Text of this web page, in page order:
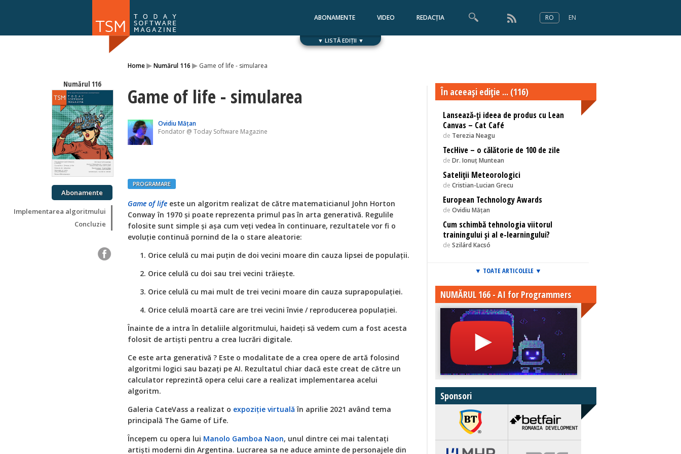
ABONAMENTE VIDEO REDACȚIA RO EN
▼ LISTĂ EDIȚII ▼
Home▸Numărul 116 ▸ Game of life - simularea
Numărul 116
Abonamente
Implementarea algoritmului
Concluzie
Game of life - simularea
Ovidiu Mățan
Fondator @ Today Software Magazine
PROGRAMARE
Game of life este un algoritm realizat de către matematicianul John Horton
Conway în 1970 și poate reprezenta primul pas în arta generativă. Regulile
folosite sunt simple și așa cum veți vedea în continuare, rezultatele vor fi o
evoluție continuă pornind de la o stare aleatorie:
Orice celulă cu mai puțin de doi vecini moare din cauza lipsei de populații.
Orice celulă cu doi sau trei vecini trăiește.
Orice celulă cu mai mult de trei vecini moare din cauza suprapopulației.
Orice celulă moartă care are trei vecini învie / reproducerea populației.
Înainte de a intra în detaliile algoritmului, haideți să vedem cum a fost acesta
folosit de artiști pentru a crea lucrări digitale.
Ce este arta generativă ? Este o modalitate de a crea opere de artă folosind
algoritmi logici sau bazați pe AI. Rezultatul chiar dacă este creat de către un
calculator reprezintă opera celui care a realizat implementarea acelui
algoritm.
Galeria CateVass a realizat o expoziție virtuală în aprilie 2021 având tema
principală The Game of Life.
Începem cu opera lui Manolo Gamboa Naon, unul dintre cei mai talentați
artiști moderni din Argentina. Lucrarea sa ne aduce aminte de personajele din
În aceeaşi ediţie ... (116)
Lansează-ți ideea de produs cu Lean
Canvas – Cat Café
de Terezia Neagu
TecHive – o călătorie de 100 de zile
de Dr. Ionuț Muntean
Sateliții Meteorologici
de Cristian-Lucian Grecu
European Technology Awards
de Ovidiu Mățan
Cum schimbă tehnologia viitorul
trainingului și al e-learningului?
de Szilárd Kacsó
▼ TOATE ARTICOLELE ▼
NUMĂRUL 166 - AI for Programmers
Sponsori